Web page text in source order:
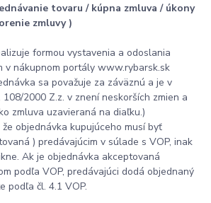
tovaru / kúpna zmluva / úkony
zmluvy )
formou vystavenia a odoslania
v nákupnom portály www.rybarsk.sk
sa považuje za záväznú a je v
2000 Z.z. v znení neskorších zmien a
zmluva uzavieraná na diaľku.)
objednávka kupujúceho musí byť
) predávajúcim v súlade s VOP, inak
Ak je objednávka akceptovaná
podľa VOP, predávajúci dodá objednaný
podľa čl. 4.1 VOP.